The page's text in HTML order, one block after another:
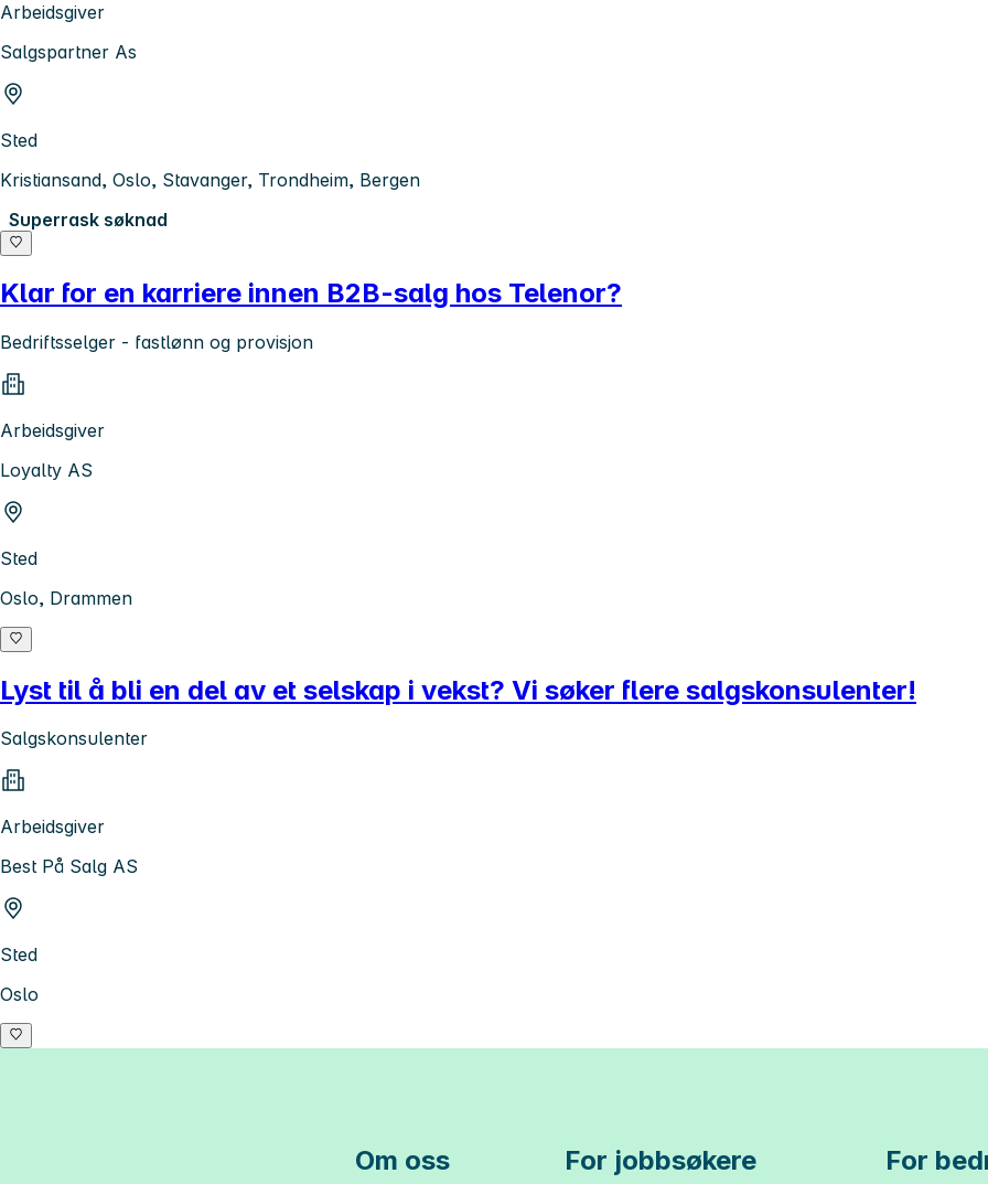
Arbeidsgiver
Salgspartner As
Sted
Kristiansand, Oslo, Stavanger, Trondheim, Bergen
Superrask søknad
Klar for en karriere innen B2B-salg hos Telenor?
Bedriftsselger - fastlønn og provisjon
Arbeidsgiver
Loyalty AS
Sted
Oslo, Drammen
Lyst til å bli en del av et selskap i vekst? Vi søker flere salgskonsulenter!
Salgskonsulenter
Arbeidsgiver
Best På Salg AS
Sted
Oslo
Om oss For jobbsøkere For